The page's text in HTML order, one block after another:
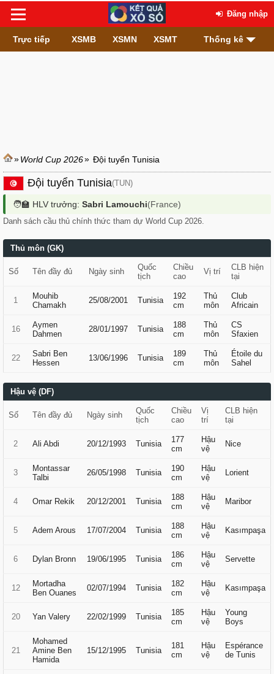
Đăng nhập
Trực tiếp XSMB XSMN XSMT Thống kê
»World Cup 2026» Đội tuyển Tunisia
Đội tuyển Tunisia(TUN)
🧑‍🏫 HLV trưởng: Sabri Lamouchi(France)
Danh sách cầu thủ chính thức tham dự World Cup 2026.
Thủ môn (GK)
Số Tên đầy đủ Ngày sinh
Quốc
tịch
Chiều
cao
Vị trí
CLB hiện
tại
1
Mouhib
Chamakh
25/08/2001 Tunisia
192
cm
Thủ
môn
Club
Africain
16
Aymen
Dahmen
28/01/1997 Tunisia
188
cm
Thủ
môn
CS
Sfaxien
22
Sabri Ben
Hessen
13/06/1996 Tunisia
189
cm
Thủ
môn
Étoile du
Sahel
Hậu vệ (DF)
Số Tên đầy đủ Ngày sinh
Quốc
tịch
Chiều
cao
Vị
trí
CLB hiện
tại
2 Ali Abdi 20/12/1993 Tunisia
177
cm
Hậu
vệ
Nice
3
Montassar
Talbi
26/05/1998 Tunisia
190
cm
Hậu
vệ
Lorient
4 Omar Rekik 20/12/2001 Tunisia
188
cm
Hậu
vệ
Maribor
5 Adem Arous 17/07/2004 Tunisia
188
cm
Hậu
vệ
Kasımpaşa
6 Dylan Bronn 19/06/1995 Tunisia
186
cm
Hậu
vệ
Servette
12
Mortadha
Ben Ouanes
02/07/1994 Tunisia
182
cm
Hậu
vệ
Kasımpaşa
20 Yan Valery 22/02/1999 Tunisia
185
cm
Hậu
vệ
Young
Boys
21
Mohamed
Amine Ben
Hamida
15/12/1995 Tunisia
181
cm
Hậu
vệ
Espérance
de Tunis